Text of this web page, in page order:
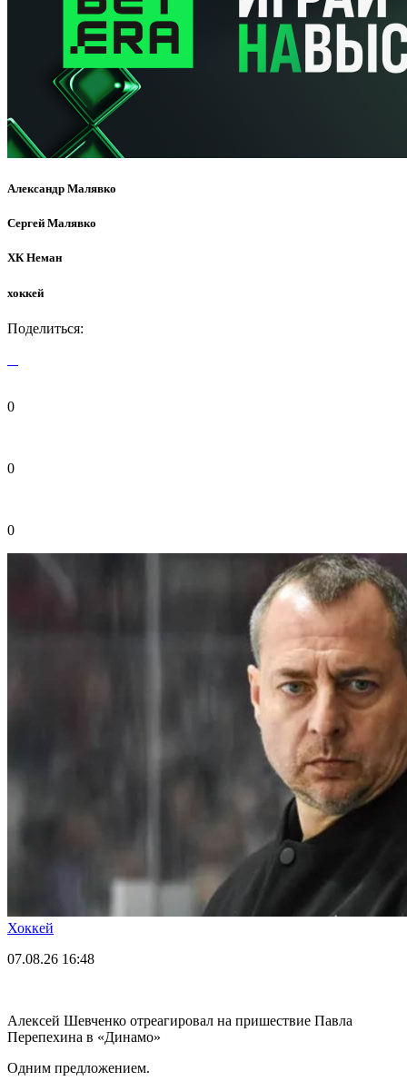
Александр Малявко
Сергей Малявко
ХК Неман
хоккей
Поделиться:
0
0
0
Хоккей
07.08.26 16:48
Алексей Шевченко отреагировал на пришествие Павла
Перепехина в «Динамо»
Одним предложением.